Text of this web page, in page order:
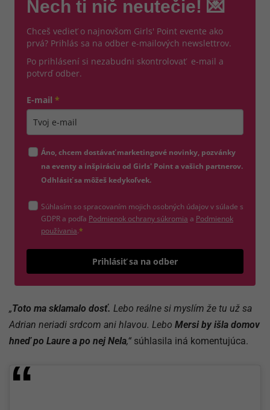
Nech ti nič neutečie! 💌
Chceš vedieť o najnovšom Girls' Point evente ako
prvá? Prihlás sa na odber e-mailových newslettrov.
Po prihlásení si nezabudni skontrolovať e-mail a
potvrď odber.
E-mail *
Áno, chcem dostávať marketingové novinky, pozvánky
na eventy a inšpiráciu od Girls' Point a vašich partnerov.
Odhlásiť sa môžeš kedykoľvek.
Súhlasím so spracovaním mojich osobných údajov v súlade s
GDPR a podľa Podmienok ochrany súkromia (otvorí sa v novom okne)
a Podmienok
používania(otvorí sa v novom okne)
.*
Prihlásiť sa na odber
„Toto ma sklamalo dosť. Lebo reálne si myslím že tu už sa
Adrian neriadi srdcom ani hlavou. Lebo Mersi by išla domov
hneď po Laure a po nej Nela,“ súhlasila iná komentujúca.